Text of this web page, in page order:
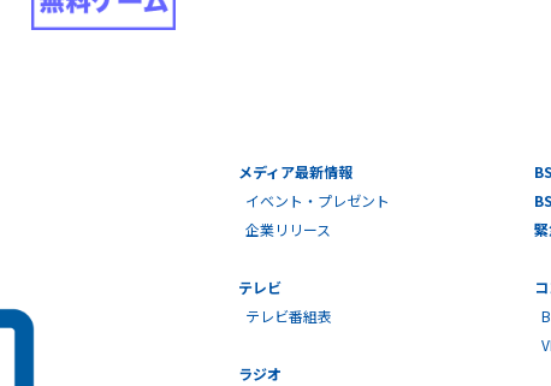
メディア最新情報
イベント・プレゼント
企業リリース
テレビ
テレビ番組表
ラジオ